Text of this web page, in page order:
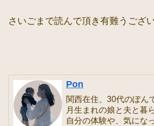
さいごまで読んで頂き有難うござ
Pon
関西在住、30代のぽん
月生まれの娘と夫と暮
自分の体験や、気にな